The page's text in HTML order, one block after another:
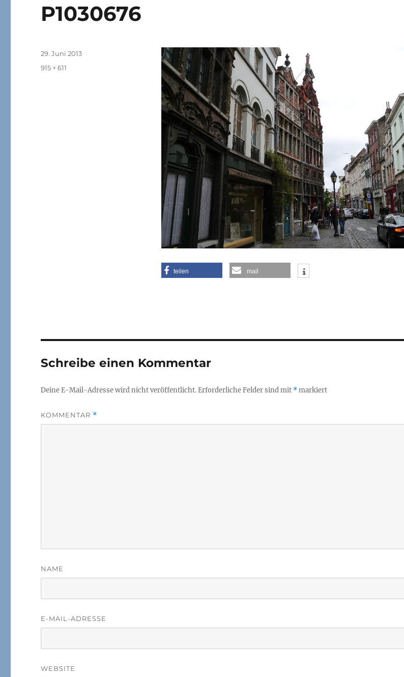
P1030676
teilen mail
Veröffentlicht
29. Juni 2013
Originalgröße
915 × 611
Schreibe einen Kommentar
Deine E-Mail-Adresse wird nicht veröffentlicht.Erforderliche Felder sind mit *markiert
KOMMENTAR *
NAME
E-MAIL-ADRESSE
WEBSITE